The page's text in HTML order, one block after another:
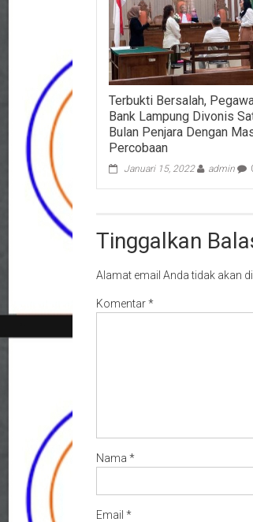
Terbukti Bersalah,
Bank Lampung Divonis
Bulan Penjara Dengan
Percobaan
Januari 15, 2022 admin
Tinggalkan
Alamat email Anda tidak akan
Komentar*
Nama *
Email *